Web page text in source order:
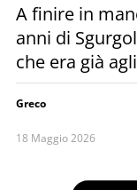
A finire in
anni di
che era già
Greco
18 Maggio 2026